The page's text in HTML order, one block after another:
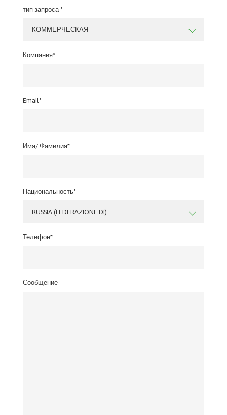
тип запроса *
КОММЕРЧЕСКАЯ
Компания*
Email*
Имя/ Фамилия*
Национальность*
RUSSIA (FEDERAZIONE DI)
Телефон*
Сообщение